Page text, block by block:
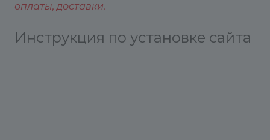
оплаты, доставки.
Инструкция по установке сайта